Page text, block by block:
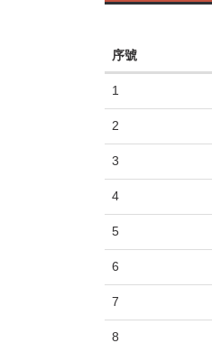
序號
1
2
3
4
5
6
7
8